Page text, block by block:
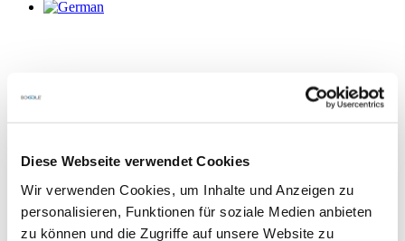
Diese Webseite verwendet Cookies
Wir verwenden Cookies, um Inhalte und Anzeigen zu
personalisieren, Funktionen für soziale Medien anbieten
zu können und die Zugriffe auf unsere Website zu